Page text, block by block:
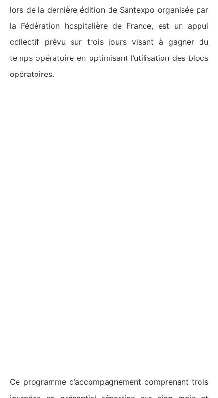
lors de la dernière édition de Santexpo organisée par
la Fédération hospitalière de France, est un appui
collectif prévu sur trois jours visant à gagner du
temps opératoire en optimisant l’utilisation des blocs
opératoires​​.
Ce programme d’accompagnement comprenant trois